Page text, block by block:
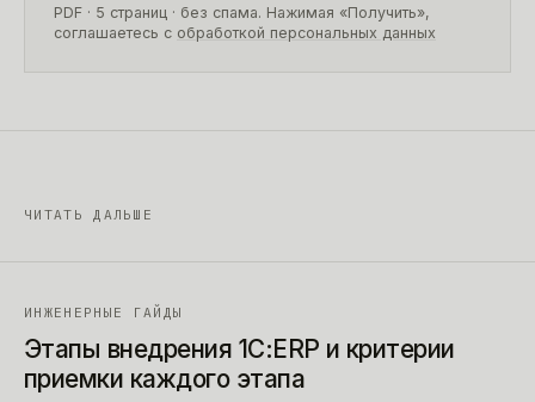
PDF · 5 страниц · без спама. Нажимая «Получить»,
соглашаетесь с обработкой персональных данных
ЧИТАТЬ ДАЛЬШЕ
ИНЖЕНЕРНЫЕ ГАЙДЫ
Этапы внедрения 1С:ERP и критерии
приемки каждого этапа